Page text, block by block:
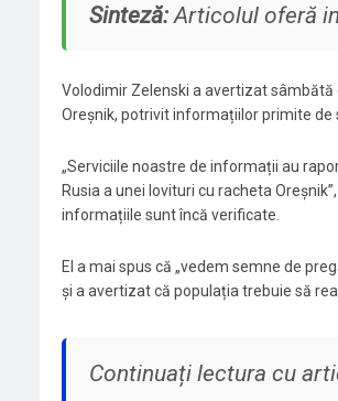
Sinteză:Articolul oferă
Volodimir Zelenski a avertizat sâmbătă
Oreșnik, potrivit informațiilor primite de
„Serviciile noastre de informații au
Rusia a unei lovituri cu racheta
informațiile sunt încă verificate.
El a mai spus că „vedem semne de
și a avertizat că populația trebuie să
Continuați lectura cu